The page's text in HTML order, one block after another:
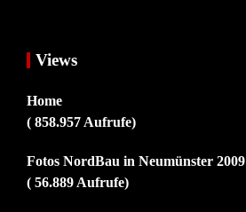
Views
Home
( 858.957 Aufrufe)
Fotos NordBau in Neumünster 2009
( 56.889 Aufrufe)